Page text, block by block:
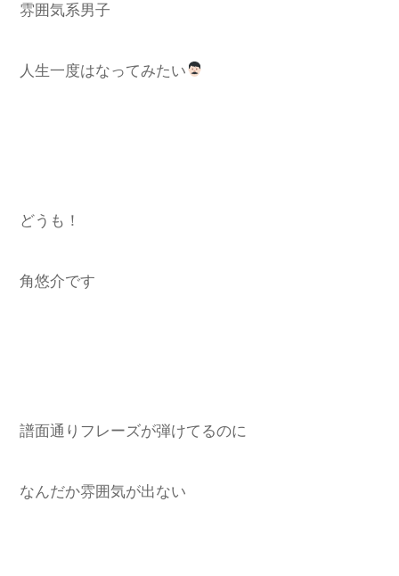
雰囲気系男子
人生一度はなってみたい
どうも！
角悠介です
譜面通りフレーズが弾けてるのに
なんだか雰囲気が出ない